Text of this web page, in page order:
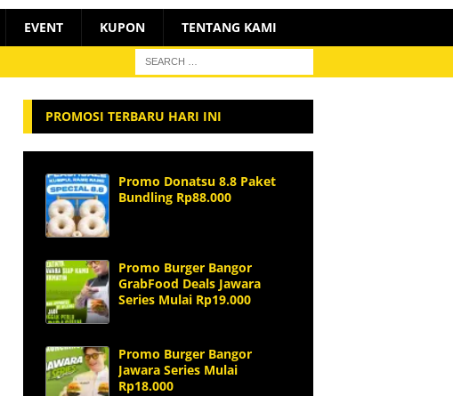
EVENT KUPON TENTANG KAMI
PROMOSI TERBARU HARI INI
Promo Donatsu 8.8 Paket
Bundling Rp88.000
Promo Burger Bangor
GrabFood Deals Jawara
Series Mulai Rp19.000
Promo Burger Bangor
Jawara Series Mulai
Rp18.000